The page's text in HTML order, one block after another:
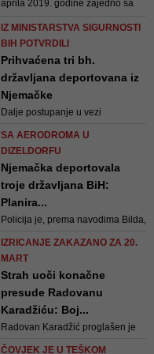
bili dio terorističke organi...
aprila 2019. godine zajedno sa
IZ MINISTARSTVA SIGURNOSTI
BIH POTVRDILI
Prihvaćena tri bh.
državljana deportovana iz
Njemačke
Dalje postupanje u vezi
pravosudnih institucija u BiH
SA AERODROMA U
DIZELDORFU
Njemačka deportovala
troje državljana BiH:
Planira...
Policija je, prema navodima Bilda,
IZRICANJE ZAKAZANO ZA 20.
MART
Strah uoči konačne
presude Radovanu
Karadžiću: Boj...
Radovan Karadžić proglašen je
krivim za genocid na području
ČOVJEK JE U TEŠKOM